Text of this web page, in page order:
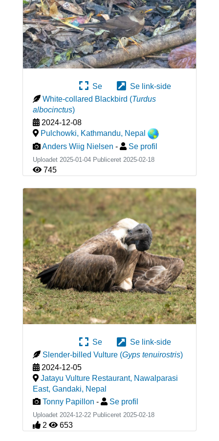
Se
Se link-side
White-collared Blackbird (Turdus
albocinctus)
2024-12-08
Pulchowki, Kathmandu, Nepal
Anders Wiig Nielsen - Se profil
Uploadet 2025-01-04 Publiceret 2025-02-18
745
Se
Se link-side
Slender-billed Vulture (Gyps tenuirostris)
2024-12-05
Jatayu Vulture Restaurant, Nawalparasi
East, Gandaki, Nepal
Tonny Papillon - Se profil
Uploadet 2024-12-22 Publiceret 2025-02-18
2 653